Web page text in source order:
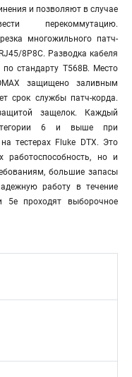
и позволяют в случае
перекоммутацию.
многожильного патч-
8P8C. Разводка кабеля
стандарту T568B. Место
защищено заливным
срок службы патч-корда.
защелок. Каждый
6 и выше при
тестерах Fluke DTX. Это
работоспособность, но и
большие запасы
работу в течение
5е проходят выборочное